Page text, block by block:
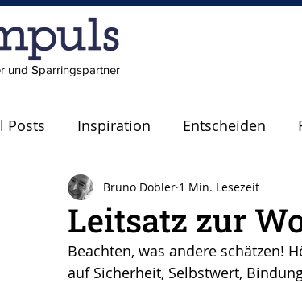
und Sparringspartner
Posts Inspiration Entscheiden
Experten Fachkräfte Chancen
scheitern Fehler Planen
Leitsatz zur
Bruno Dobler 1 Min. Lesezeit
Beachten, was andere schätzen!
auf Sicherheit, Selbstwert,